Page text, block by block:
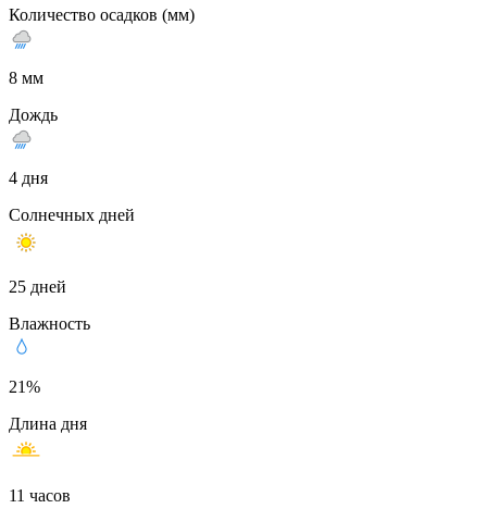
Количество осадков (мм)
8 мм
Дождь
4 дня
Солнечных дней
25 дней
Влажность
21%
Длина дня
11 часов